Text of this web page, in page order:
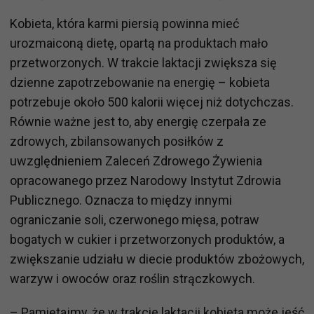
Kobieta, która karmi piersią powinna mieć
urozmaiconą dietę, opartą na produktach mało
przetworzonych. W trakcie laktacji zwiększa się
dzienne zapotrzebowanie na energię – kobieta
potrzebuje około 500 kalorii więcej niż dotychczas.
Równie ważne jest to, aby energię czerpała ze
zdrowych, zbilansowanych posiłków z
uwzględnieniem Zaleceń Zdrowego Żywienia
opracowanego przez Narodowy Instytut Zdrowia
Publicznego. Oznacza to między innymi
ograniczanie soli, czerwonego mięsa, potraw
bogatych w cukier i przetworzonych produktów, a
zwiększanie udziału w diecie produktów zbożowych,
warzyw i owoców oraz roślin strączkowych.